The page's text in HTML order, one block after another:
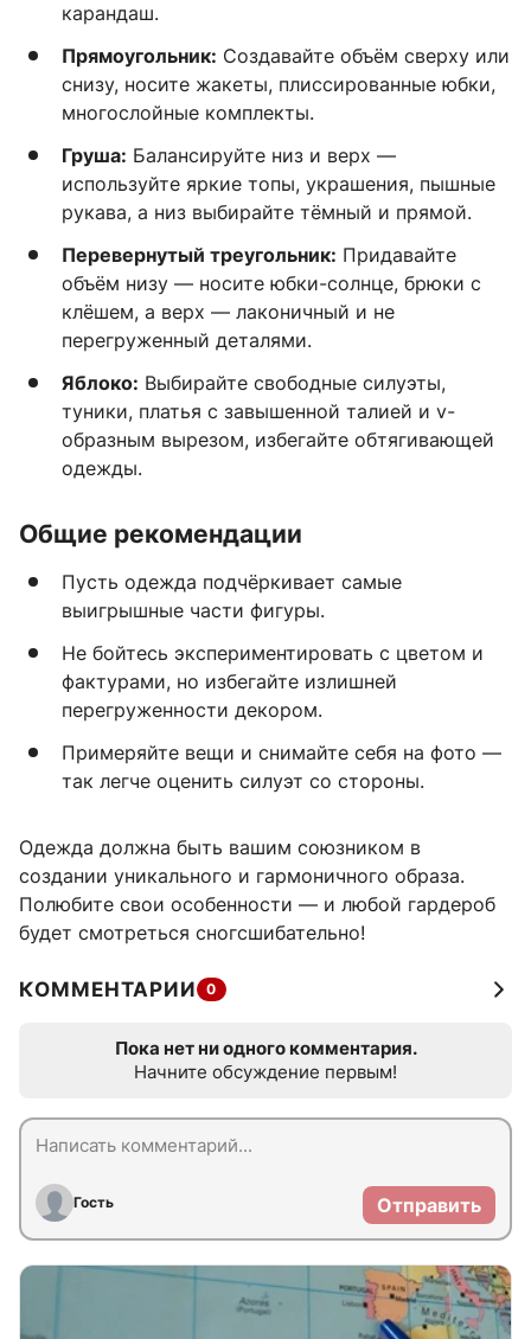
карандаш.
Прямоугольник: Создавайте объём сверху или
снизу, носите жакеты, плиссированные юбки,
многослойные комплекты.
Груша: Балансируйте низ и верх —
используйте яркие топы, украшения, пышные
рукава, а низ выбирайте тёмный и прямой.
Перевернутый треугольник: Придавайте
объём низу — носите юбки-солнце, брюки с
клёшем, а верх — лаконичный и не
перегруженный деталями.
Яблоко: Выбирайте свободные силуэты,
туники, платья с завышенной талией и v-
образным вырезом, избегайте обтягивающей
одежды.
Общие рекомендации
Пусть одежда подчёркивает самые
выигрышные части фигуры.
Не бойтесь экспериментировать с цветом и
фактурами, но избегайте излишней
перегруженности декором.
Примеряйте вещи и снимайте себя на фото —
так легче оценить силуэт со стороны.
Одежда должна быть вашим союзником в
создании уникального и гармоничного образа.
Полюбите свои особенности — и любой гардероб
будет смотреться сногсшибательно!
КОММЕНТАРИИ 0
Пока нет ни одного комментария.
Начните обсуждение первым!
Гость Отправить